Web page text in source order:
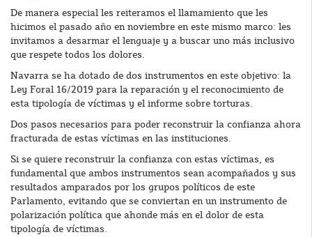
De manera especial les reiteramos el llamamiento que les
hicimos el pasado año en noviembre en este mismo marco: les
invitamos a desarmar el lenguaje y a buscar uno más inclusivo
que respete todos los dolores.
Navarra se ha dotado de dos instrumentos en este objetivo: la
Ley Foral 16/2019 para la reparación y el reconocimiento de
esta tipología de víctimas y el informe sobre torturas.
Dos pasos necesarios para poder reconstruir la confianza ahora
fracturada de estas víctimas en las instituciones.
Si se quiere reconstruir la confianza con estas víctimas, es
fundamental que ambos instrumentos sean acompañados y sus
resultados amparados por los grupos políticos de este
Parlamento, evitando que se conviertan en un instrumento de
polarización política que ahonde más en el dolor de esta
tipología de víctimas.